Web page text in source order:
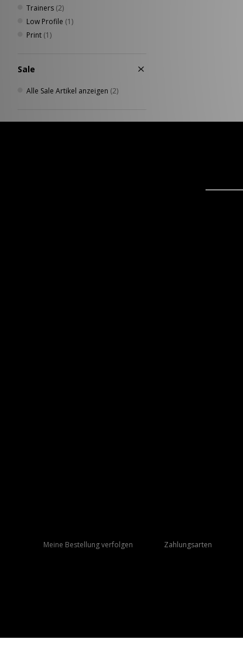
Trainers (2)
Low Profile (1)
Print (1)
Sale
Alle Sale Artikel anzeigen (2)
Meine Bestellung verfolgen Zahlungsarten